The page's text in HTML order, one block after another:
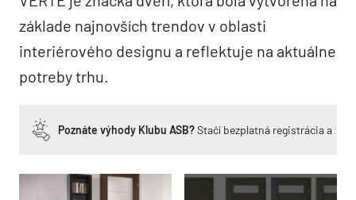
základe najnovších trendov v oblasti
interiérového designu a reflektuje na aktuálne
potreby trhu.
Poznáte výhody Klubu ASB?Stačí bezplatná registrácia a